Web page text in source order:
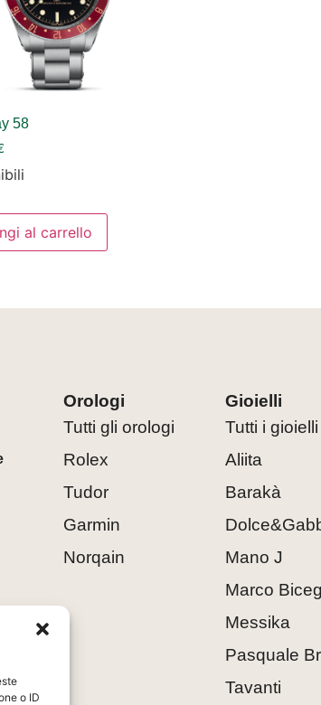
o ID
58
al carrello
Orologi
Tutti gli orologi
Rolex
Tudor
Garmin
Norqain
Gioielli
Tutti i gioielli
Aliita
Barakà
Mano J
Marco
Messika
Pasquale
Tavanti